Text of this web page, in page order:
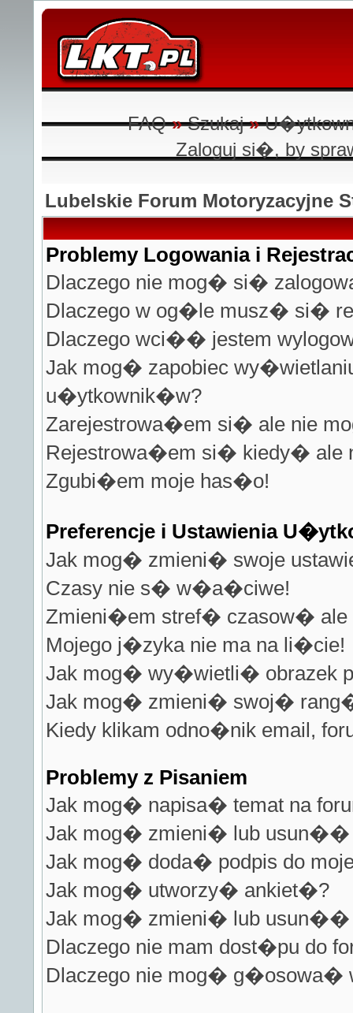
FAQ » Szukaj »
Zaloguj si�, by
Lubelskie Forum Motoryzacyjne
Problemy Logowania i
Dlaczego nie mog� si�
Dlaczego w og�le musz� si�
Dlaczego wci�� jestem
Jak mog� zapobiec
u�ytkownik�w?
Zarejestrowa�em si� ale nie
Rejestrowa�em si� kiedy�
Zgubi�em moje has�o!
Preferencje i Ustawienia
Jak mog� zmieni� swoje
Czasy nie s� w�a�ciwe!
Zmieni�em stref� czasow� ale
Mojego j�zyka nie ma na li�cie!
Jak mog� wy�wietli� obrazek
Jak mog� zmieni� swoj�
Kiedy klikam odno�nik email,
Problemy z Pisaniem
Jak mog� napisa� temat na
Jak mog� zmieni� lub usun��
Jak mog� doda� podpis do
Jak mog� utworzy� ankiet�?
Jak mog� zmieni� lub
Dlaczego nie mam dost�pu do
Dlaczego nie mog� g�osowa�